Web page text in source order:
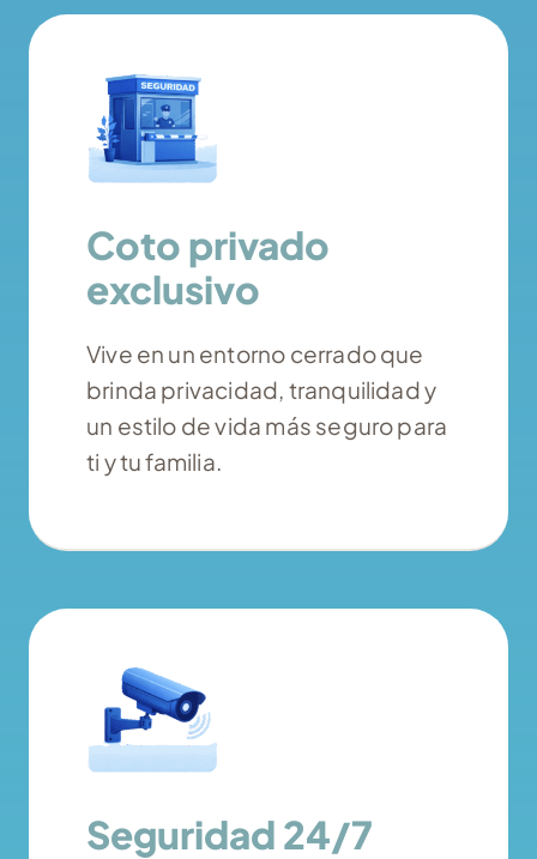
Coto privado
exclusivo
Vive en un entorno cerrado que
brinda privacidad, tranquilidad y
un estilo de vida más seguro para
ti y tu familia.
Seguridad 24/7